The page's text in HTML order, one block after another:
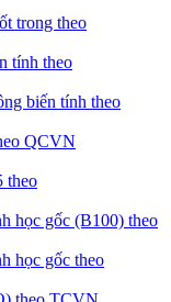
trong theo
tính theo
biến tính theo
QCVN
theo
học gốc (B100) theo
học gốc theo